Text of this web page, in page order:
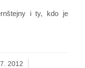
i ty, kdo je
2012